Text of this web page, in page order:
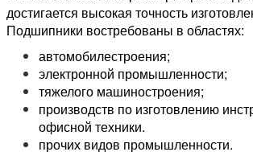
достигается высокая точность
Подшипники востребованы в областях:
автомобилестроения;
электронной промышленности;
тяжелого машиностроения;
производств по изготовлению
офисной техники.
прочих видов промышленности.